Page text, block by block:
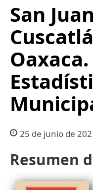
San
25 de junio de
Resumen